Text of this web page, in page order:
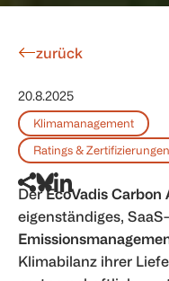
zurück
20.8.2025
Klimamanagement
Ratings & Zertifizierungen
DerEcoVadis Carbon
eigenständiges,
Klimabilanz ihrer